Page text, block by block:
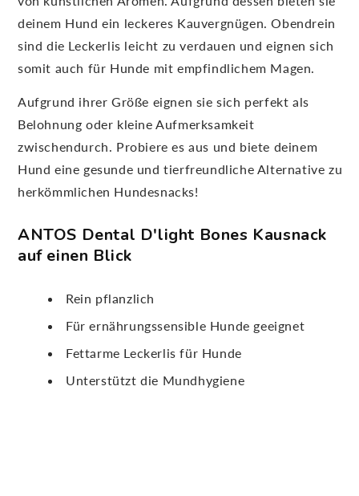
deinem Hund ein leckeres Kauvergnügen. Obendrein
sind die Leckerlis leicht zu verdauen und eignen sich
somit auch für Hunde mit empfindlichem Magen.
Aufgrund ihrer Größe eignen sie sich perfekt als
Belohnung oder kleine Aufmerksamkeit
zwischendurch. Probiere es aus und biete deinem
Hund eine gesunde und tierfreundliche Alternative zu
herkömmlichen Hundesnacks!
ANTOS Dental D'light Bones Kausnack
auf einen Blick
Rein pflanzlich
Für ernährungssensible Hunde geeignet
Fettarme Leckerlis für Hunde
Unterstützt die Mundhygiene